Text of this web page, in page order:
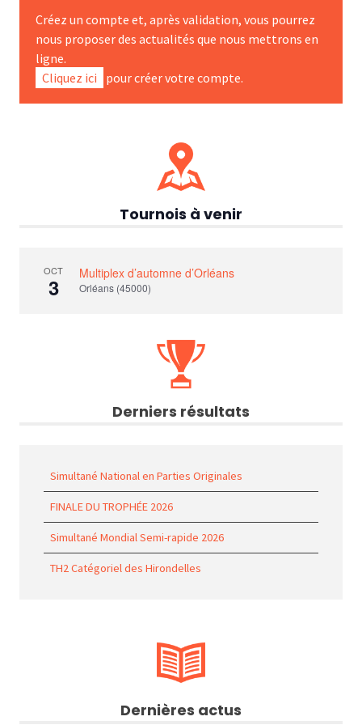
Créez un compte et, après validation, vous pourrez
nous proposer des actualités que nous mettrons en
ligne.
Cliquez ici
pour créer votre compte.
Tournois à venir
OCT
3
Multiplex d’automne d’Orléans
Orléans (45000)
Derniers résultats
Simultané National en Parties Originales
FINALE DU TROPHÉE 2026
Simultané Mondial Semi-rapide 2026
TH2 Catégoriel des Hirondelles
Dernières actus